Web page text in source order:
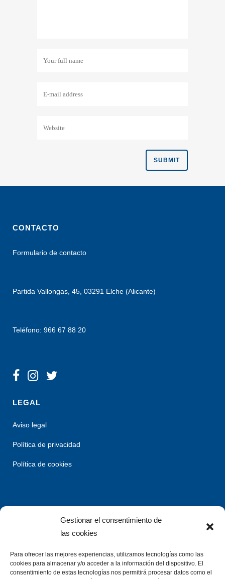
Gestionar el consentimiento de
las cookies
Para ofrecer las mejores experiencias, utilizamos tecnologías como las
cookies para almacenar y/o acceder a la información del dispositivo. El
consentimiento de estas tecnologías nos permitirá procesar datos como el
CONTACTO
Formulario de contacto
Partida Vallongas, 45, 03291 Elche (Alicante)
Teléfono: 966 67 88 20
LEGAL
Aviso legal
Política de privacidad
Política de cookies